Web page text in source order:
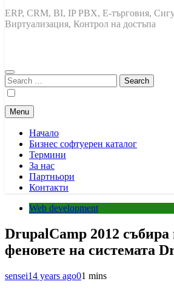
ERP, CRM, BI, IP PBX, Е-търговия,
Виртуализация, Контрол на достъпа
Search
for:
Menu
Начало
Бизнес софтуерен каталог
Термини
За нас
Партньори
Контакти
Web development
DrupalCamp 2012 събира
феновете на системата
sensei14 years ago01 mins